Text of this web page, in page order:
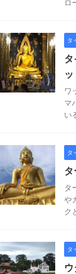
ロ
タ
ッ
ワ
マ
い
タ
タ
や
ク
タ